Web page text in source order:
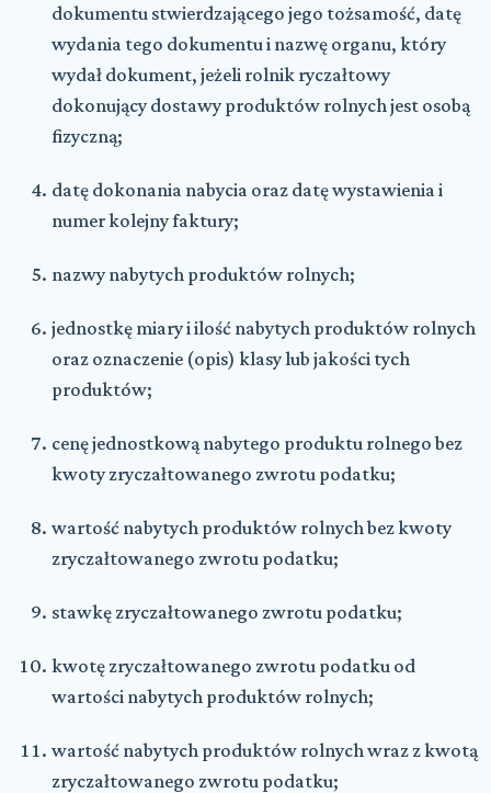
dokumentu stwierdzającego jego tożsamość, datę
wydania tego dokumentu i nazwę organu, który
wydał dokument, jeżeli rolnik ryczałtowy
dokonujący dostawy produktów rolnych jest osobą
fizyczną;
datę dokonania nabycia oraz datę wystawienia i
numer kolejny faktury;
nazwy nabytych produktów rolnych;
jednostkę miary i ilość nabytych produktów rolnych
oraz oznaczenie (opis) klasy lub jakości tych
produktów;
cenę jednostkową nabytego produktu rolnego bez
kwoty zryczałtowanego zwrotu podatku;
wartość nabytych produktów rolnych bez kwoty
zryczałtowanego zwrotu podatku;
stawkę zryczałtowanego zwrotu podatku;
kwotę zryczałtowanego zwrotu podatku od
wartości nabytych produktów rolnych;
wartość nabytych produktów rolnych wraz z kwotą
zryczałtowanego zwrotu podatku;